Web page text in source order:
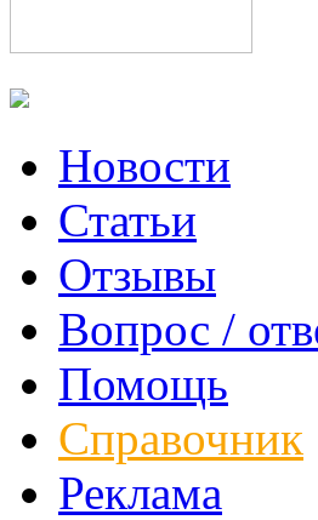
Новости
Статьи
Отзывы
Вопрос /
Помощь
Справочник
Реклама